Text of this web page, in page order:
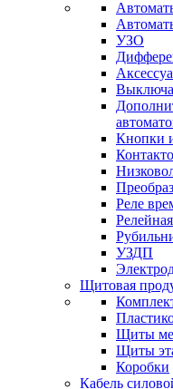
УЗО
Кнопки
Реле
УЗДП
Щитовая
Щиты
Щиты
Коробки
Кабель